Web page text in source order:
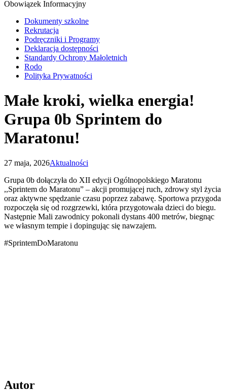
Obowiązek Informacyjny
Dokumenty szkolne
Rekrutacja
Podręczniki i Programy
Deklaracja dostępności
Standardy Ochrony Małoletnich
Rodo
Polityka Prywatności
Małe kroki, wielka energia!
Grupa 0b Sprintem do
Maratonu!
27 maja, 2026Aktualności
Grupa 0b dołączyła do XII edycji Ogólnopolskiego Maratonu
,,Sprintem do Maratonu” – akcji promującej ruch, zdrowy styl życia
oraz aktywne spędzanie czasu poprzez zabawę. Sportowa przygoda
rozpoczęła się od rozgrzewki, która przygotowała dzieci do biegu.
Następnie Mali zawodnicy pokonali dystans 400 metrów, biegnąc
we własnym tempie i dopingując się nawzajem.
#SprintemDoMaratonu
Autor